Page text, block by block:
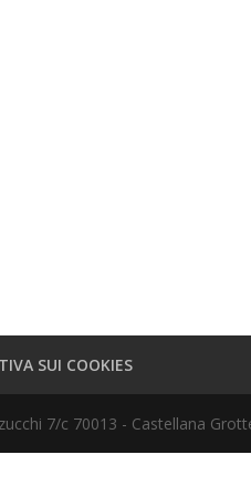
SUI COOKIES
7/c 70013 - Castellana